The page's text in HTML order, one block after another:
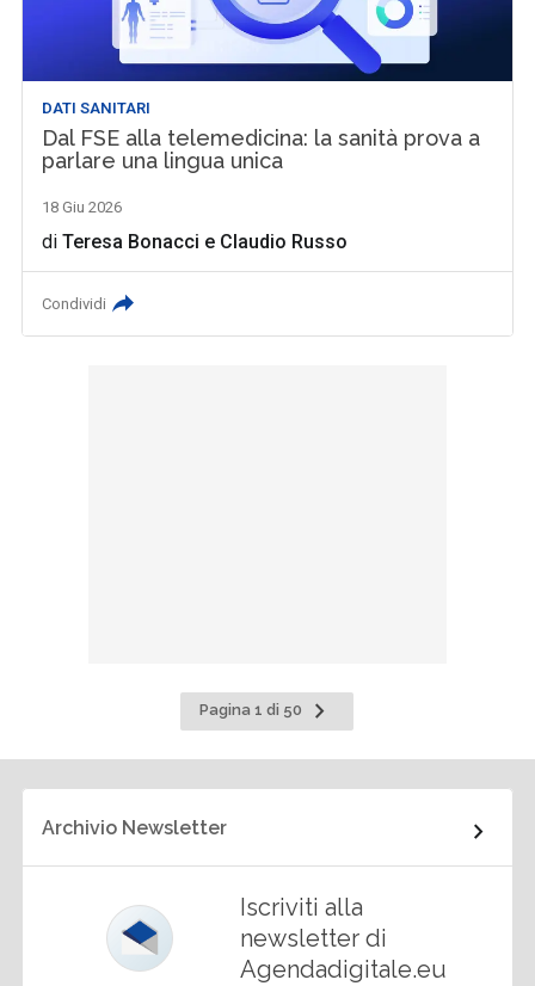
DATI SANITARI
Dal FSE alla telemedicina: la sanità prova a
parlare una lingua unica
18 Giu 2026
diTeresa Bonacci e Claudio Russo
Condividi
Pagina 1 di 50
Pagina
successiva
Archivio Newsletter
Iscriviti alla
newsletter di
Agendadigitale.eu